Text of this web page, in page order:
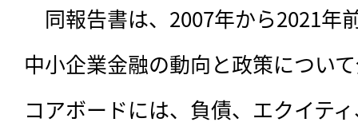
同報告書は、 2007年から2021年
中小企業金融の動向と政策につい
コアボードには、負債、エクイテ